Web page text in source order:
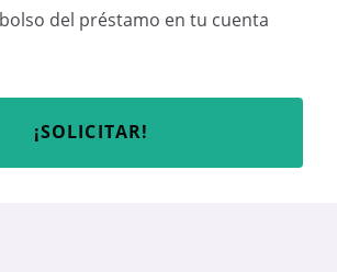
del préstamo en tu cuenta
¡SOLICITAR!